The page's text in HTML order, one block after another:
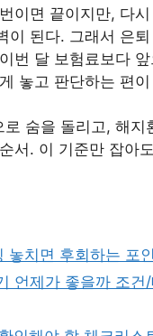
이면 끝이지만, 다
이 된다. 그래서 은
번 달 보험료보다
놓고 판단하는 편
로 숨을 돌리고, 해지
서. 이 기준만 잡아
놓치면 후회하는 포
언제가 좋을까 조건